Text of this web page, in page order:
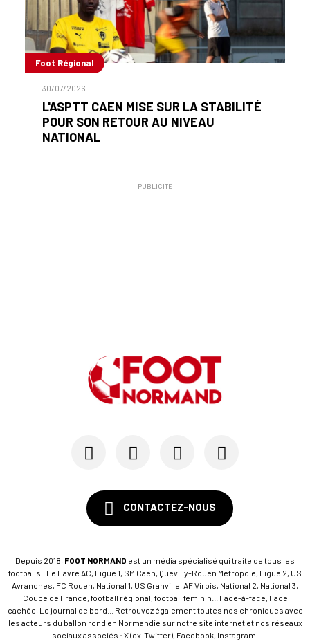
Foot Régional
30/07/2026
L'ASPTT CAEN MISE SUR LA STABILITÉ
POUR SON RETOUR AU NIVEAU
NATIONAL
PUBLICITÉ
CONTACTEZ-NOUS
Depuis 2018, FOOT NORMAND est un média spécialisé qui traite de tous les
footballs : Le Havre AC, Ligue 1, SM Caen, Quevilly-Rouen Métropole, Ligue 2, US
Avranches, FC Rouen, National 1, US Granville, AF Virois, National 2, National 3,
Coupe de France, football régional, football féminin... Face-à-face, Face
cachée, Le journal de bord... Retrouvez également toutes nos chroniques avec
les acteurs du ballon rond en Normandie sur notre site internet et nos réseaux
sociaux associés : X (ex-Twitter), Facebook, Instagram.